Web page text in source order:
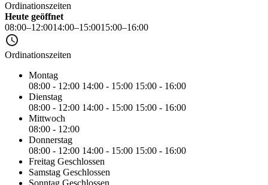
Ordinationszeiten
Heute geöffnet
08:00–12:0014:00–15:0015:00–16:00
Ordinationszeiten
Montag
08:00 - 12:00 14:00 - 15:00 15:00 - 16:00
Dienstag
08:00 - 12:00 14:00 - 15:00 15:00 - 16:00
Mittwoch
08:00 - 12:00
Donnerstag
08:00 - 12:00 14:00 - 15:00 15:00 - 16:00
Freitag Geschlossen
Samstag Geschlossen